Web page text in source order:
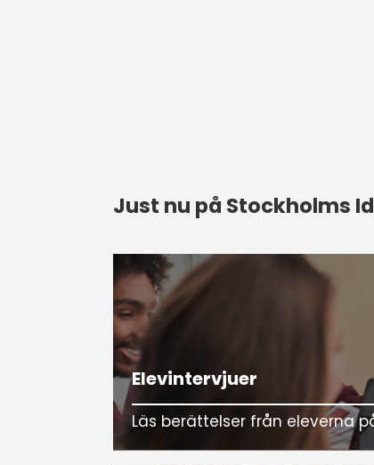
Just nu på Stockholms
Elevintervjuer
Läs berättelser från eleverna